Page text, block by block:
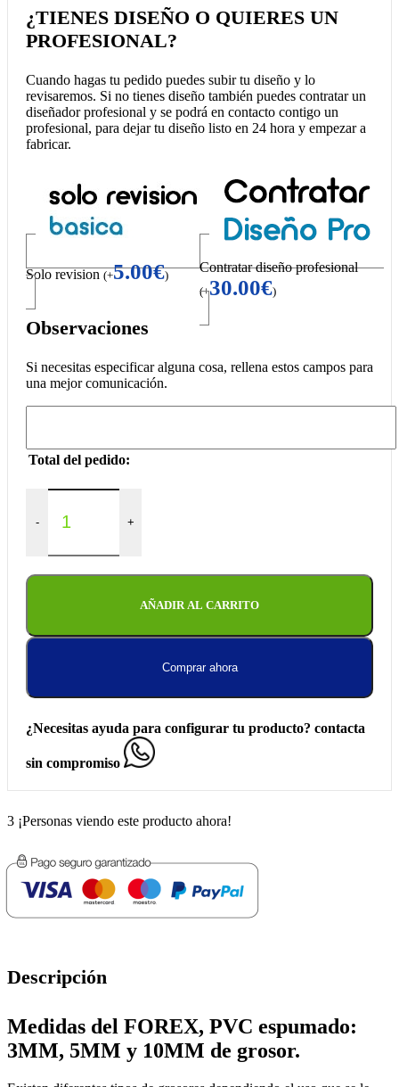
¿TIENES DISEÑO O QUIERES UN
PROFESIONAL?
Cuando hagas tu pedido puedes subir tu diseño y lo
revisaremos. Si no tienes diseño también puedes contratar un
diseñador profesional y se podrá en contacto contigo un
profesional, para dejar tu diseño listo en 24 hora y empezar a
fabricar.
Solo revision (+5.00€)
Contratar diseño profesional
(+30.00€)
Observaciones
Si necesitas especificar alguna cosa, rellena estos campos para
una mejor comunicación.
Total del pedido:
- +
AÑADIR AL CARRITO
Comprar ahora
¿Necesitas ayuda para configurar tu producto? contacta
sin compromiso
3 ¡Personas viendo este producto ahora!
Descripción
Medidas del FOREX, PVC espumado:
3MM, 5MM y 10MM de grosor.